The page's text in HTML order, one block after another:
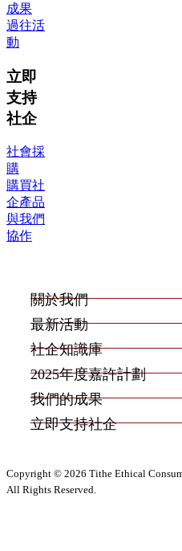
成果
過往活
動
立即
支持
社企
社會採
購
購買社
企產品
與我們
協作
關於我們
最新活動
社企知識庫
2025年度嘉許計劃
我們的成果
立即支持社企
Copyright © 2026 Tithe Ethical
All Rights Reserved.